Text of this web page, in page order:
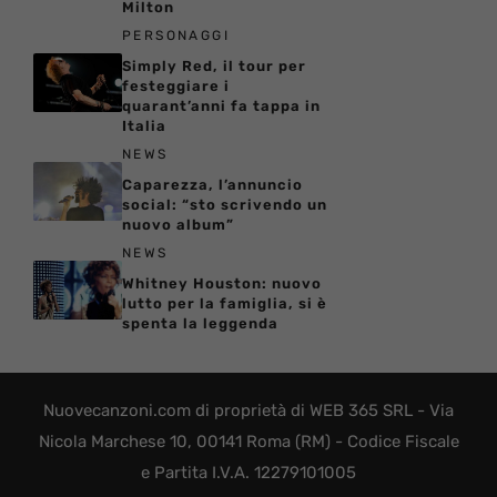
Milton
PERSONAGGI
Simply Red, il tour per
festeggiare i
quarant’anni fa tappa in
Italia
NEWS
Caparezza, l’annuncio
social: “sto scrivendo un
nuovo album”
NEWS
Whitney Houston: nuovo
lutto per la famiglia, si è
spenta la leggenda
Nuovecanzoni.com di proprietà di WEB 365 SRL - Via
Nicola Marchese 10, 00141 Roma (RM) - Codice Fiscale
e Partita I.V.A. 12279101005